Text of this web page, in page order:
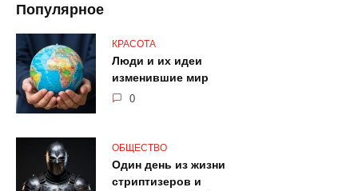
Популярное
КРАСОТА
Люди и их идеи
изменившие мир
0
ОБЩЕСТВО
Один день из жизни
стриптизеров и